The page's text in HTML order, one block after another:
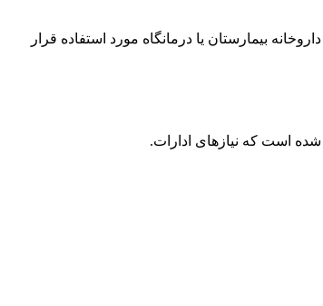
در داروخانه بیمارستان یا درمانگاه مورد استفاده قرار
شده است که نیازهای ادارات.